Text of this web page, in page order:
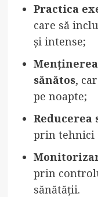
Practica
care să
și intense;
sănătos,
pe noapte;
prin tehnici
prin
sănătății.